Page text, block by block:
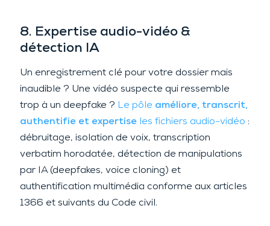
8. Expertise audio-vidéo &
détection IA
Un enregistrement clé pour votre dossier mais
inaudible ? Une vidéo suspecte qui ressemble
trop à un deepfake ? Le pôle améliore, transcrit,
authentifie et expertiseles fichiers audio-vidéo :
débruitage, isolation de voix, transcription
verbatim horodatée, détection de manipulations
par IA (deepfakes, voice cloning) et
authentification multimédia conforme aux articles
1366 et suivants du Code civil.